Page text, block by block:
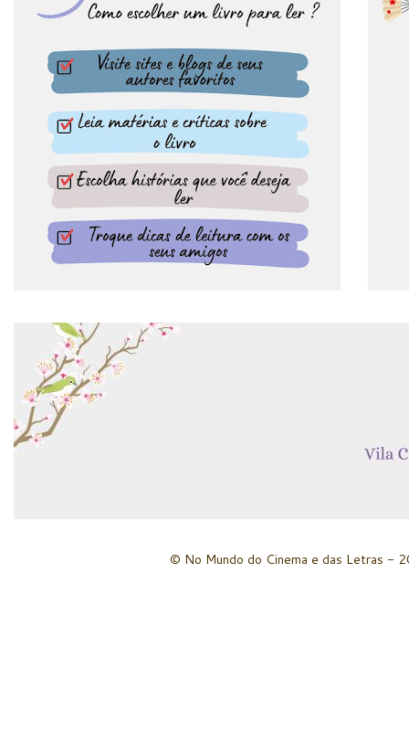
© No Mundo do Cinema e das Letras -